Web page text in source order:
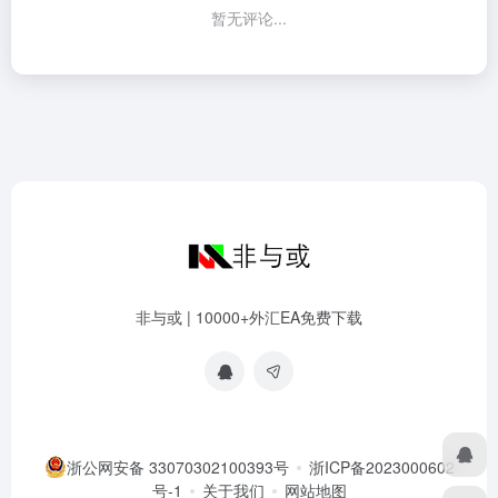
暂无评论...
非与或 | 10000+外汇EA免费下载
浙公网安备 33070302100393号
浙ICP备2023000602
号-1
关于我们 网站地图